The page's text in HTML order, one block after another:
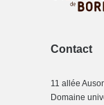
Contact
11 allée
Domaine